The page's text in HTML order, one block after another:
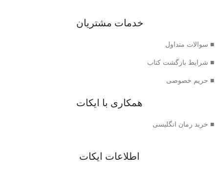
خدمات مشتریان
■ سوالات متداول
■ شرایط بازگشت کتاب
■ حریم خصوصی
همکاری با ایکات
■ خرید رمان انگلیسی
اطلاعات ایکات